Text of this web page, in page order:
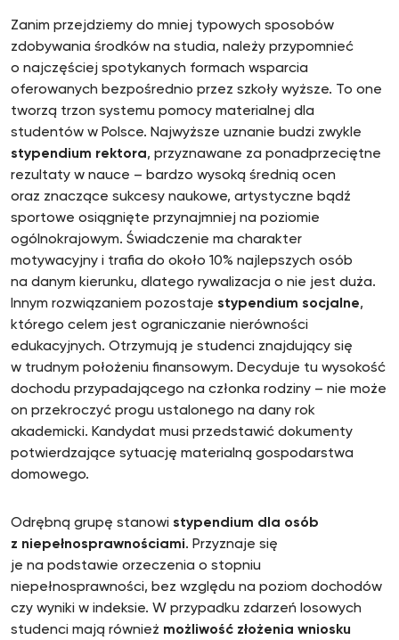
Zanim przejdziemy do mniej typowych sposobów
zdobywania środków na studia, należy przypomnieć
o najczęściej spotykanych formach wsparcia
oferowanych bezpośrednio przez szkoły wyższe. To one
tworzą trzon systemu pomocy materialnej dla
studentów w Polsce. Najwyższe uznanie budzi zwykle
stypendium rektora, przyznawane za ponadprzeciętne
rezultaty w nauce – bardzo wysoką średnią ocen
oraz znaczące sukcesy naukowe, artystyczne bądź
sportowe osiągnięte przynajmniej na poziomie
ogólnokrajowym. Świadczenie ma charakter
motywacyjny i trafia do około 10% najlepszych osób
na danym kierunku, dlatego rywalizacja o nie jest duża.
Innym rozwiązaniem pozostaje stypendium socjalne,
którego celem jest ograniczanie nierówności
edukacyjnych. Otrzymują je studenci znajdujący się
w trudnym położeniu finansowym. Decyduje tu wysokość
dochodu przypadającego na członka rodziny – nie może
on przekroczyć progu ustalonego na dany rok
akademicki. Kandydat musi przedstawić dokumenty
potwierdzające sytuację materialną gospodarstwa
domowego.
Odrębną grupę stanowi stypendium dla osób
z niepełnosprawnościami. Przyznaje się
je na podstawie orzeczenia o stopniu
niepełnosprawności, bez względu na poziom dochodów
czy wyniki w indeksie. W przypadku zdarzeń losowych
studenci mają również możliwość złożenia wniosku